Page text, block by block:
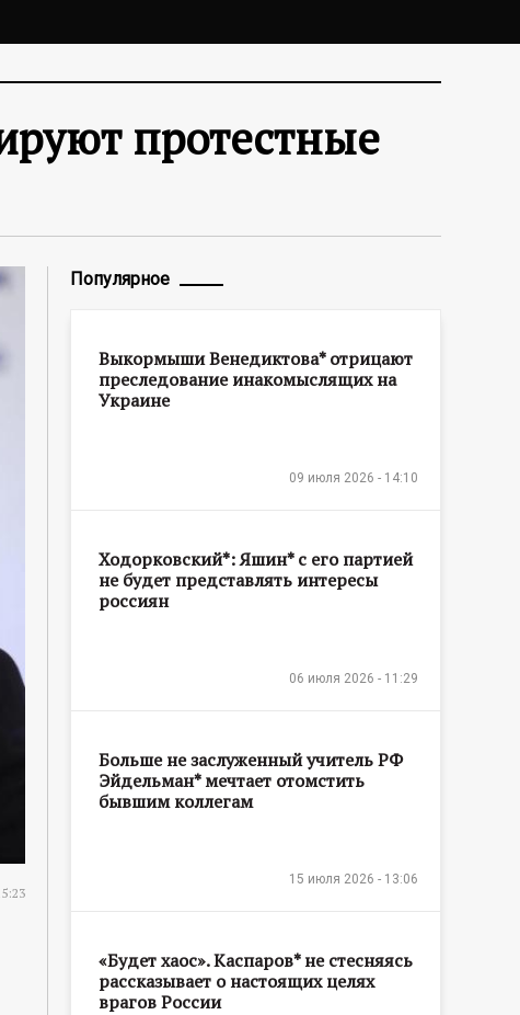
протестные
Популярное
Выкормыши Венедиктова* отрицают
преследование инакомыслящих на
Украине
09 июля 2026 - 14:10
Ходорковский*: Яшин* с его партией
не будет представлять интересы
россиян
06 июля 2026 - 11:29
Больше не заслуженный учитель РФ
Эйдельман* мечтает отомстить
бывшим коллегам
15 июля 2026 - 13:06
«Будет хаос». Каспаров* не стесняясь
рассказывает о настоящих целях
врагов России